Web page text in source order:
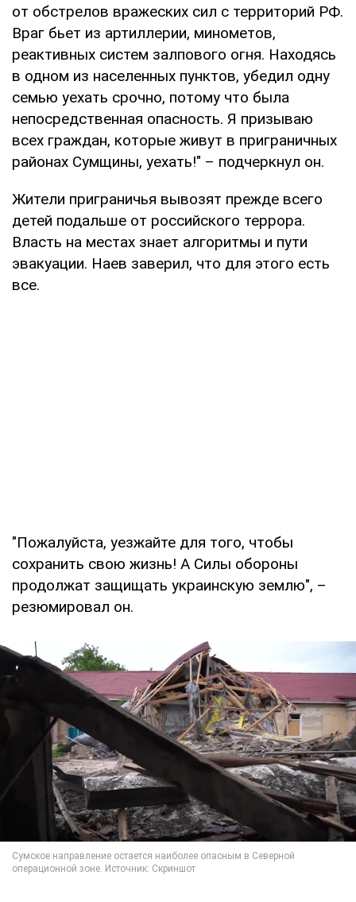
от обстрелов вражеских сил с территорий РФ.
Враг бьет из артиллерии, минометов,
реактивных систем залпового огня. Находясь
в одном из населенных пунктов, убедил одну
семью уехать срочно, потому что была
непосредственная опасность. Я призываю
всех граждан, которые живут в приграничных
районах Сумщины, уехать!" – подчеркнул он.
Жители приграничья вывозят прежде всего
детей подальше от российского террора.
Власть на местах знает алгоритмы и пути
эвакуации. Наев заверил, что для этого есть
все.
"Пожалуйста, уезжайте для того, чтобы
сохранить свою жизнь! А Силы обороны
продолжат защищать украинскую землю", –
резюмировал он.